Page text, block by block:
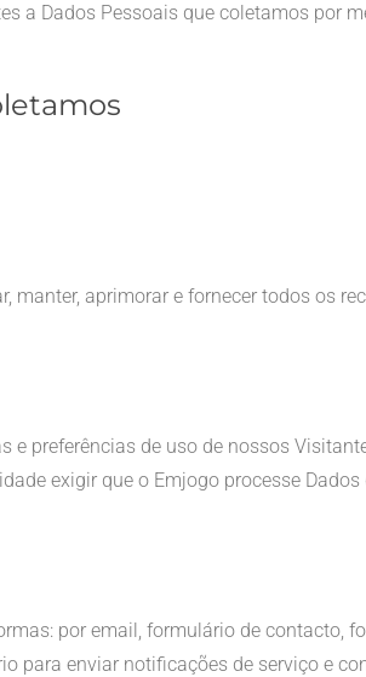
a Dados Pessoais que coletamos por
aprimorar e fornecer todos os
preferências de uso de nossos
exigir que o Emjogo processe
por email, formulário de contacto,
para enviar notificações de serviço e